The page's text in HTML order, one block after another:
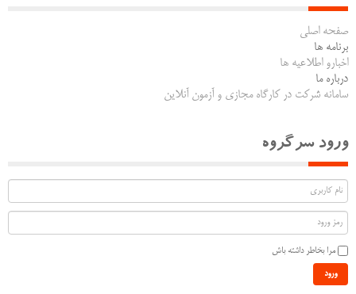
صفحه اصلی
برنامه ها
اخبارو اطلاعیه ها
درباره ما
سامانه شرکت در کارگاه مجازی و آزمون آنلاین
ورود سرگروه
مرا بخاطر داشته باش
ورود